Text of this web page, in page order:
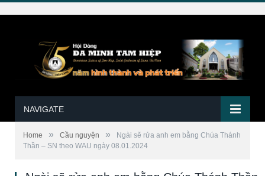
NAVIGATE
Home » Cầu nguyện »
Ngài sẽ rửa anh em bằng Chúa Thánh
Thần – SN theo WAU ngày 08.01.2024